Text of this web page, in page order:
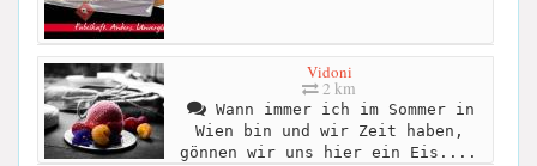
Vidoni
2 km
Wann immer ich im Sommer in
Wien bin und wir Zeit haben,
gönnen wir uns hier ein Eis....